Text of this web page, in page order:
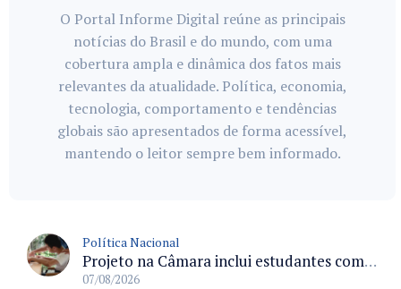
O Portal Informe Digital reúne as principais
notícias do Brasil e do mundo, com uma
cobertura ampla e dinâmica dos fatos mais
relevantes da atualidade. Política, economia,
tecnologia, comportamento e tendências
globais são apresentados de forma acessível,
mantendo o leitor sempre bem informado.
Política Nacional
Projeto na Câmara inclui estudantes com deficiência no regime escolar especial da LDB e estabelece critérios para frequência
07/08/2026